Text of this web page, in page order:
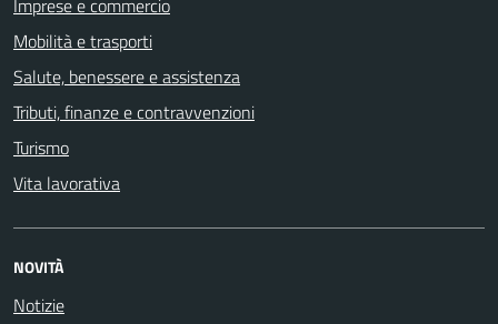
Imprese e commercio
Mobilità e trasporti
Salute, benessere e assistenza
Tributi, finanze e contravvenzioni
Turismo
Vita lavorativa
NOVITÀ
Notizie